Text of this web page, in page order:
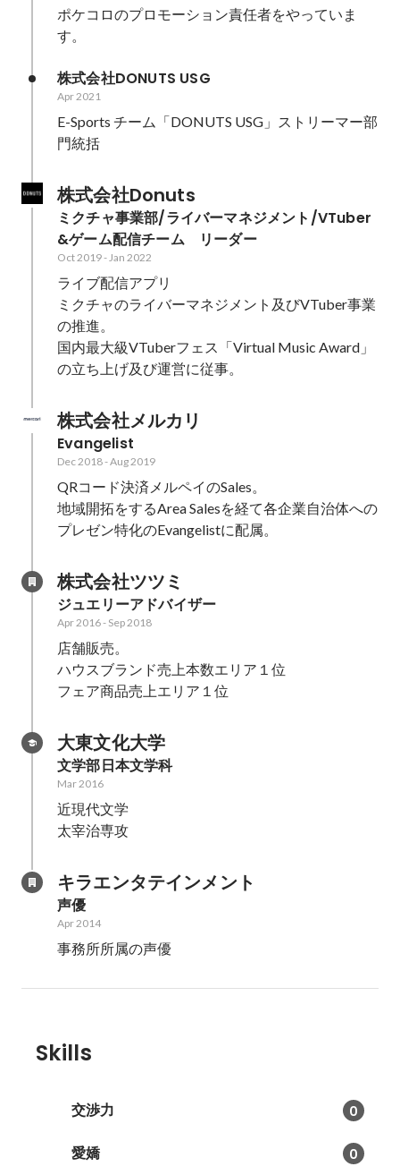
ポケコロのプロモーション責任者をやっていま
す。
株式会社DONUTS USG
Apr 2021
E-Sports チーム「DONUTS USG」ストリーマー部
門統括
株式会社Donuts
ミクチャ事業部/ライバーマネジメント/VTuber
&ゲーム配信チーム　リーダー
Oct 2019-Jan 2022
ライブ配信アプリ
ミクチャのライバーマネジメント及びVTuber事業
の推進。
国内最大級VTuberフェス「Virtual Music Award」
の立ち上げ及び運営に従事。
株式会社メルカリ
Evangelist
Dec 2018-Aug 2019
QRコード決済メルペイのSales。
地域開拓をするArea Salesを経て各企業自治体への
プレゼン特化のEvangelistに配属。
株式会社ツツミ
ジュエリーアドバイザー
Apr 2016- Sep 2018
店舗販売。
ハウスブランド売上本数エリア１位
大東文化大学
文学部日本文学科
Mar 2016
近現代文学
太宰治専攻
キラエンタテインメント
声優
Apr 2014
事務所所属の声優
Skills
交渉力 0
愛嬌 0